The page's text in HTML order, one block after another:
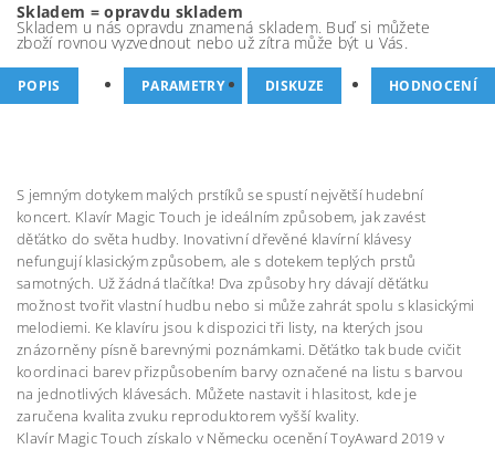
Skladem = opravdu skladem
Skladem u nás opravdu znamená skladem. Buď si můžete
zboží rovnou vyzvednout nebo už zítra může být u Vás.
POPIS PARAMETRY DISKUZE HODNOCENÍ
S jemným dotykem malých prstíků se spustí největší hudební
koncert. Klavír Magic Touch je ideálním způsobem, jak zavést
děťátko do světa hudby. Inovativní dřevěné klavírní klávesy
nefungují klasickým způsobem, ale s dotekem teplých prstů
samotných. Už žádná tlačítka! Dva způsoby hry dávají děťátku
možnost tvořit vlastní hudbu nebo si může zahrát spolu s klasickými
melodiemi. Ke klavíru jsou k dispozici tři listy, na kterých jsou
znázorněny písně barevnými poznámkami. Děťátko tak bude cvičit
koordinaci barev přizpůsobením barvy označené na listu s barvou
na jednotlivých klávesách. Můžete nastavit i hlasitost, kde je
zaručena kvalita zvuku reproduktorem vyšší kvality.
Klavír Magic Touch získalo v Německu ocenění ToyAward 2019 v